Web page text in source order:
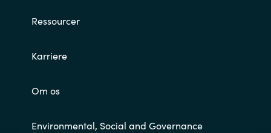
Ressourcer
Karriere
Om os
Environmental, Social and Governance